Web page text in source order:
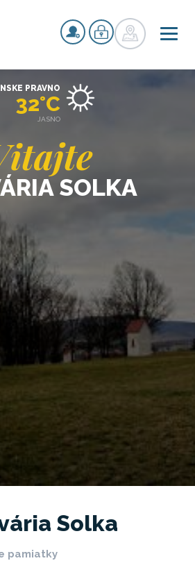
SOLKA
PRAVNO
32°C
JASNO
Solka
pamiatky